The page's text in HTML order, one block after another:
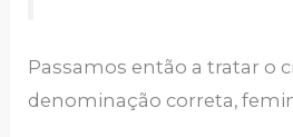
Passamos então a tratar o
denominação correta,